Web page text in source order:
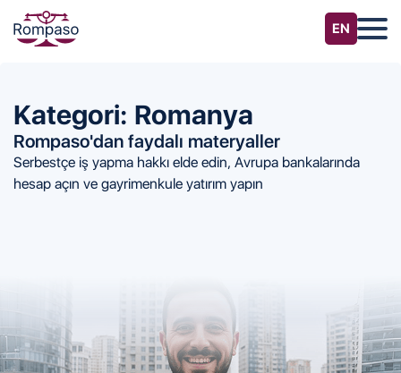
Kategori: Romanya
Rompaso'dan faydalı materyaller
Serbestçe iş yapma hakkı elde edin, Avrupa bankalarında
hesap açın ve gayrimenkule yatırım yapın